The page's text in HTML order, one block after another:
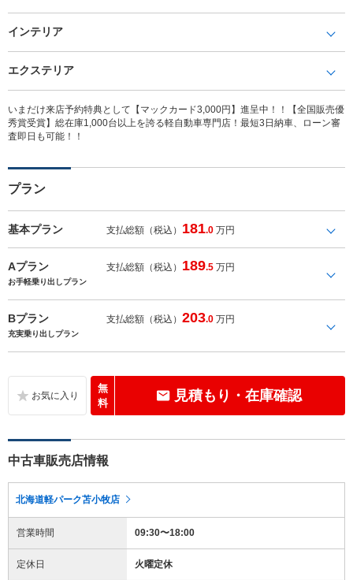
インテリア
エクステリア
いまだけ来店予約特典として【マックカード3,000円】進呈中！！【全国販売優
秀賞受賞】総在庫1,000台以上を誇る軽自動車専門店！最短3日納車、ローン審
査即日も可能！！
プラン
基本プラン 支払総額（税込） 181.0 万円
Aプラン 支払総額（税込） 189.5 万円
お手軽乗り出しプラン
Bプラン 支払総額（税込）203.0 万円
充実乗り出しプラン
無
料
見積もり・在庫確認
中古車販売店情報
北海道軽パーク苫小牧店
営業時間 09:30〜18:00
定休日 火曜定休